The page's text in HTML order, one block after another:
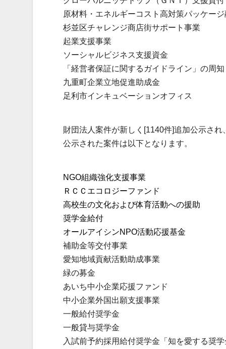
原材料・エネルギーコスト高対策パッケー
杉並区チャレンジ商店街サポート事業
起業支援事業
ソーシャルビジネス支援資金
「経営者保証に関するガイドライン」の周
九重町企業立地促進助成金
足利市インキュベーションオフィス
財団法人案件が新しく[1140件]追加公示さ
公示された案件は以下となります。
NGO組織強化支援事業
ＲＣＣエコロジーファンド
高校生の文化および体育活動への援助
奨学金給付
オールアイシンNPO活動応援基金
補助金等交付事業
愛知地域貢献活動助成事業
緑の募金
あいち中小企業応援ファンド
中小企業外国出願支援事業
一般給付奨学金
一般貸与奨学金
入試前予約採用給付奨学金「知を愛する奨